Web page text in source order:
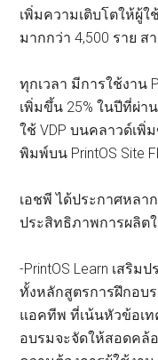
เพิ่มความเติบโตให้ผู้
มากกว่า 4,500 ราย
ทุกเวลา มีการใช้งาน
เพิ่มขึ้น 25% ในปีที่ผ่า
ใช้ VDP บนคลาวด์เพิ่
พิมพ์บน PrintOS Site
เอชพี ได้ประกาศหลา
ประสิทธิภาพการผลิต
-PrintOS Learn เสริ
ทั้งหลักสูตรการฝึกอบ
แอคทีพ ที่เน้นหัวข้อเ
อบรมจะจัดให้สอดคล้